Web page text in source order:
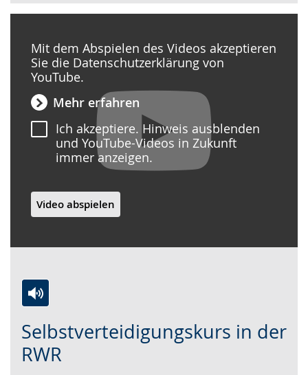
Selbstverteidigungskurs in der
RWR
Leichten
Sprache
wechseln.
Audio-
Unterstützung.
Video
in
Deutscher
Mit dem Abspielen des Videos akzeptieren
Sie die Datenschutzerklärung von
YouTube.
Mehr erfahren
Ich akzeptiere. Hinweis ausblenden
und YouTube-Videos in Zukunft
immer anzeigen.
Video abspielen